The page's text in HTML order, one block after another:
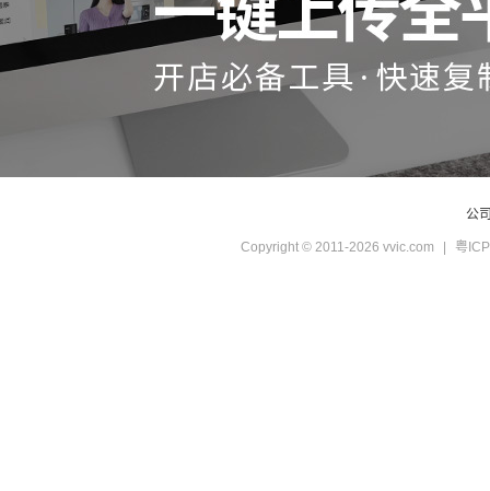
公
Copyright © 2011-2026 vvic.com 粤